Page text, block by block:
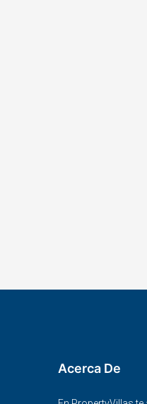
Acerca De